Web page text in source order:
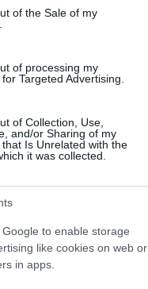
of the Sale of my
of processing my
Targeted Advertising.
of Collection, Use,
and/or Sharing of my
Is Unrelated with the
it was collected.
to enable storage
like cookies on web or
in apps.
uutiskirjeemme